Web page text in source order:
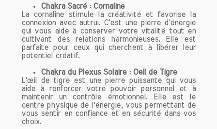
propriétés apaisantes. Elle aide à calmer
les colères, les angoisses et l'irritabilité.
En méditant avec cette pierre ou en la
gardant à portée de main, vous pourriez
vous sentir plus serein et en paix avec
vous-même. L'aventurine est un allié
précieux pour ceux qui cherchent à
instaurer une atmosphère zen dans leur
quotidien.
3. Équilibre du Cholestérol
L'une des vertus impressionnantes de
Chakra Sacré : Cornaline
La cornaline stimule la créativité et favorise la
connexion avec autrui. C'est une pierre d'énergie
qui vous aide à conserver votre vitalité tout en
cultivant des relations harmonieuses. Elle est
parfaite pour ceux qui cherchent à libérer leur
potentiel créatif.
Chakra du Plexus Solaire : Oeil de Tigre
L'œil de tigre est une pierre puissante qui vous
aide à renforcer votre pouvoir personnel et à
maintenir un contrôle émotionnel. Elle est le
centre physique de l'énergie, vous permettant de
vous sentir en confiance et en sécurité dans vos
choix.